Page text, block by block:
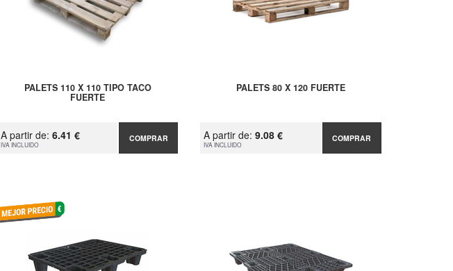
PALETS 110 X 110 TIPO TACO
FUERTE
A partir de: 6.41 €
IVA INCLUIDO
COMPRAR
PALETS 80 X 120 FUERTE
A partir de:9.08 €
IVA INCLUIDO
COMPRAR